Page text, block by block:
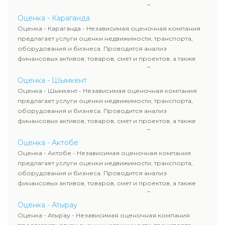
оценка животных и недропользования. Эксперты
определяют рыночную стоимость имущества и
рассчитывают ущерб. Все отчеты соответствуют
требованиям законодательства и используются для
сделок, кредитования и судебных процессов.
Оценка - Караганда
Оценка - Караганда - Независимая оценочная компания
предлагает услуги оценки недвижимости, транспорта,
оборудования и бизнеса. Проводится анализ
финансовых активов, товаров, смет и проектов, а также
оценка животных и недропользования. Эксперты
определяют рыночную стоимость имущества и
рассчитывают ущерб. Все отчеты соответствуют
требованиям законодательства и используются для
сделок, кредитования и судебных процессов.
Оценка - Шымкент
Оценка - Шымкент - Независимая оценочная компания
предлагает услуги оценки недвижимости, транспорта,
оборудования и бизнеса. Проводится анализ
финансовых активов, товаров, смет и проектов, а также
оценка животных и недропользования. Эксперты
определяют рыночную стоимость имущества и
рассчитывают ущерб. Все отчеты соответствуют
требованиям законодательства и используются для
сделок, кредитования и судебных процессов.
Оценка - Актобе
Оценка - Актобе - Независимая оценочная компания
предлагает услуги оценки недвижимости, транспорта,
оборудования и бизнеса. Проводится анализ
финансовых активов, товаров, смет и проектов, а также
оценка животных и недропользования. Эксперты
определяют рыночную стоимость имущества и
рассчитывают ущерб. Все отчеты соответствуют
требованиям законодательства и используются для
Оценка - Атырау
Оценка - Атырау - Независимая оценочная компания